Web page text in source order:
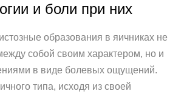
и боли при них
образования в яичниках не
собой своим характером, но и
в виде болевых ощущений.
типа, исходя из своей